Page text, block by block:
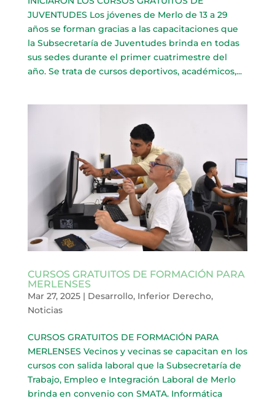
JUVENTUDES Los jóvenes de Merlo de 13 a 29
años se forman gracias a las capacitaciones que
la Subsecretaría de Juventudes brinda en todas
sus sedes durante el primer cuatrimestre del
año. Se trata de cursos deportivos, académicos,...
CURSOS GRATUITOS DE FORMACIÓN PARA
MERLENSES
Mar 27, 2025| Desarrollo, Inferior Derecho,
Noticias
CURSOS GRATUITOS DE FORMACIÓN PARA
MERLENSES Vecinos y vecinas se capacitan en los
cursos con salida laboral que la Subsecretaría de
Trabajo, Empleo e Integración Laboral de Merlo
brinda en convenio con SMATA. Informática